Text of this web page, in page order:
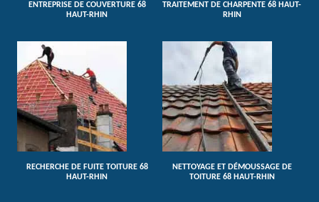
ENTREPRISE DE COUVERTURE 68
HAUT-RHIN
TRAITEMENT DE CHARPENTE 68 HAUT-
RHIN
RECHERCHE DE FUITE TOITURE 68
HAUT-RHIN
NETTOYAGE ET DÉMOUSSAGE DE
TOITURE 68 HAUT-RHIN